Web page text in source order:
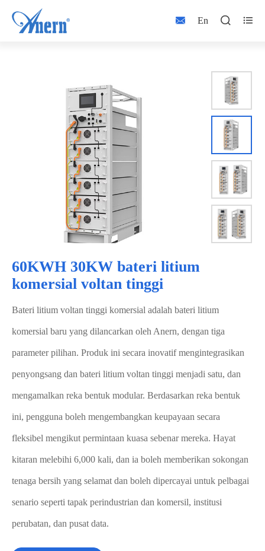
 En  
60KWH 30KW bateri litium
komersial voltan tinggi
Bateri litium voltan tinggi komersial adalah bateri litium
komersial baru yang dilancarkan oleh Anern, dengan tiga
parameter pilihan. Produk ini secara inovatif mengintegrasikan
penyongsang dan bateri litium voltan tinggi menjadi satu, dan
mengamalkan reka bentuk modular. Berdasarkan reka bentuk
ini, pengguna boleh mengembangkan keupayaan secara
fleksibel mengikut permintaan kuasa sebenar mereka. Hayat
kitaran melebihi 6,000 kali, dan ia boleh memberikan sokongan
tenaga bersih yang selamat dan boleh dipercayai untuk pelbagai
senario seperti tapak perindustrian dan komersil, institusi
perubatan, dan pusat data.